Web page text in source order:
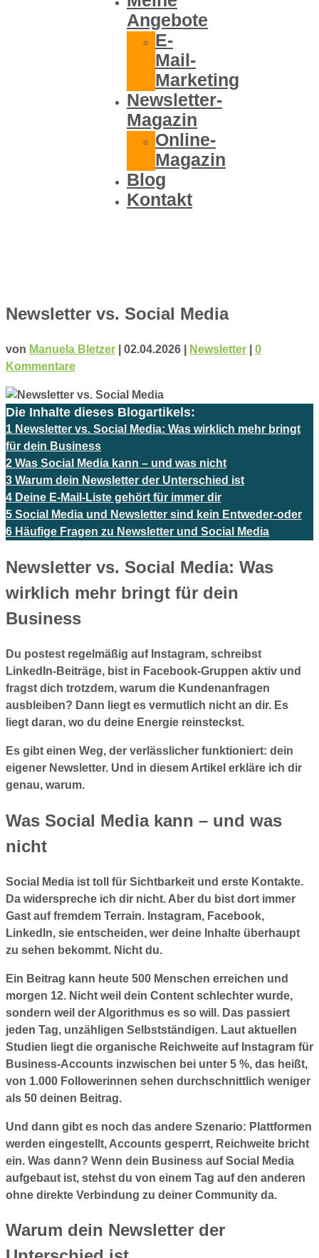
Angebote
E-
Mail-
Marketing
Newsletter-
Magazin
Online-
Magazin
Blog
Kontakt
Newsletter vs. Social Media
von Manuela Bletzer 02.04.2026 Newsletter
0
Kommentare
Die Inhalte dieses Blogartikels:
1 Newsletter vs. Social Media: Was wirklich mehr bringt
für dein Business
2 Was Social Media kann – und was nicht
3 Warum dein Newsletter der Unterschied ist
4 Deine E-Mail-Liste gehört für immer dir
5 Social Media und Newsletter sind kein Entweder-oder
6 Häufige Fragen zu Newsletter und Social Media
Newsletter vs. Social Media: Was
wirklich mehr bringt für dein
Business
Du postest regelmäßig auf Instagram, schreibst
LinkedIn-Beiträge, bist in Facebook-Gruppen aktiv und
fragst dich trotzdem, warum die Kundenanfragen
ausbleiben? Dann liegt es vermutlich nicht an dir. Es
liegt daran, wo du deine Energie reinsteckst.
Es gibt einen Weg, der verlässlicher funktioniert: dein
eigener Newsletter. Und in diesem Artikel erkläre ich dir
genau, warum.
Was Social Media kann – und was
nicht
Social Media ist toll für Sichtbarkeit und erste Kontakte.
Da widerspreche ich dir nicht. Aber du bist dort immer
Gast auf fremdem Terrain. Instagram, Facebook,
LinkedIn, sie entscheiden, wer deine Inhalte überhaupt
zu sehen bekommt. Nicht du.
Ein Beitrag kann heute 500 Menschen erreichen und
morgen 12. Nicht weil dein Content schlechter wurde,
sondern weil der Algorithmus es so will. Das passiert
jeden Tag, unzähligen Selbstständigen. Laut aktuellen
Studien liegt die organische Reichweite auf Instagram für
Business-Accounts inzwischen bei unter 5 %, das heißt,
von 1.000 Followerinnen sehen durchschnittlich weniger
als 50 deinen Beitrag.
Und dann gibt es noch das andere Szenario: Plattformen
werden eingestellt, Accounts gesperrt, Reichweite bricht
ein. Was dann? Wenn dein Business auf Social Media
aufgebaut ist, stehst du von einem Tag auf den anderen
ohne direkte Verbindung zu deiner Community da.
Warum dein Newsletter der